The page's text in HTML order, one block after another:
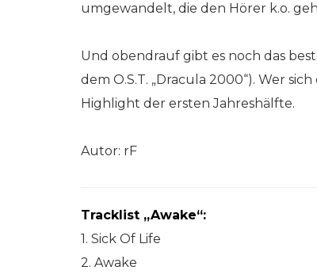
umgewandelt, die den Hörer k.o.
Und obendrauf gibt es noch das
dem O.S.T. „Dracula 2000“). Wer
Highlight der ersten Jahreshälfte.
Autor: rF
Tracklist „Awake“:
1. Sick Of Life
2. Awake